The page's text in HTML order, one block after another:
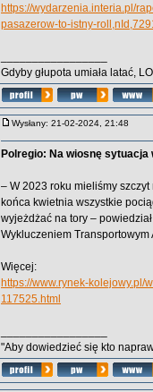
https://wydarzenia.interia.pl/
pasazerow-to-istny-
Gdyby głupota umiała latać,
Wysłany: 21-02-2024, 21:48
Polregio: Na wiosnę
– W 2023 roku mieliśmy
końca kwietnia wszystkie
wyjeżdżać na tory –
Wykluczeniem
Więcej:
https://www.rynek-
117525.html
"Aby dowiedzieć się kto